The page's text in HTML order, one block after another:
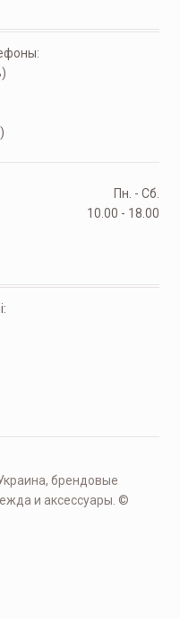
Пн. - Сб.
10.00 - 18.00
брендовые
и аксессуары. ©